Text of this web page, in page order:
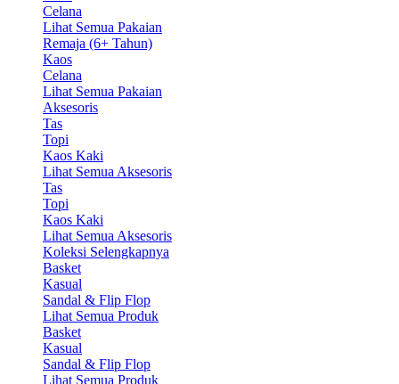
Celana
Lihat Semua Pakaian
Remaja (6+ Tahun)
Kaos
Celana
Lihat Semua Pakaian
Aksesoris
Tas
Topi
Kaos Kaki
Lihat Semua Aksesoris
Tas
Topi
Kaos Kaki
Lihat Semua Aksesoris
Koleksi Selengkapnya
Basket
Kasual
Sandal & Flip Flop
Lihat Semua Produk
Basket
Kasual
Sandal & Flip Flop
Lihat Semua Produk